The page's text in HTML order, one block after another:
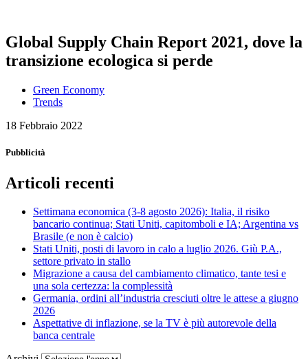
Global Supply Chain Report 2021, dove la
transizione ecologica si perde
Green Economy
Trends
18 Febbraio 2022
Pubblicità
Articoli recenti
Settimana economica (3-8 agosto 2026): Italia, il risiko
bancario continua; Stati Uniti, capitomboli e IA; Argentina vs
Brasile (e non è calcio)
Stati Uniti, posti di lavoro in calo a luglio 2026. Giù P.A.,
settore privato in stallo
Migrazione a causa del cambiamento climatico, tante tesi e
una sola certezza: la complessità
Germania, ordini all’industria cresciuti oltre le attese a giugno
2026
Aspettative di inflazione, se la TV è più autorevole della
banca centrale